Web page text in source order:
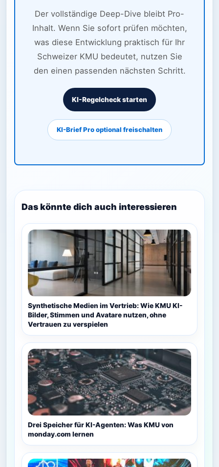
Der vollständige Deep-Dive bleibt Pro-
Inhalt. Wenn Sie sofort prüfen möchten,
was diese Entwicklung praktisch für Ihr
Schweizer KMU bedeutet, nutzen Sie
den einen passenden nächsten Schritt.
KI-Regelcheck starten
KI-Brief Pro optional freischalten
Das könnte dich auch interessieren
Synthetische Medien im Vertrieb: Wie KMU KI-
Bilder, Stimmen und Avatare nutzen, ohne
Vertrauen zu verspielen
Drei Speicher für KI-Agenten: Was KMU von
monday.com lernen